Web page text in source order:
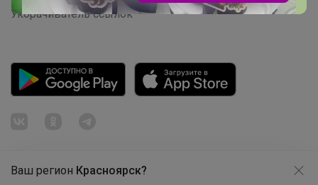
Ваш регион Красноярск?
Укорачиватель ссылок
Продолжая использовать этот сайт и нажимая кнопку